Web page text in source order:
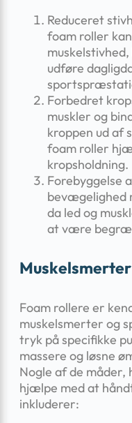
Reduceret
foam roller
udføre
Forbedret
muskler og
kroppen ud af
foam roller
kropsholdning.
Forebyggelse
bevægelighed
da led og
at være
Foam rollere er
muskelsmerter og
tryk på specifikke
massere og løsne
Nogle af de måder,
hjælpe med at
inkluderer: